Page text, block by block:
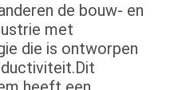
de bouw- en
met
die is ontworpen